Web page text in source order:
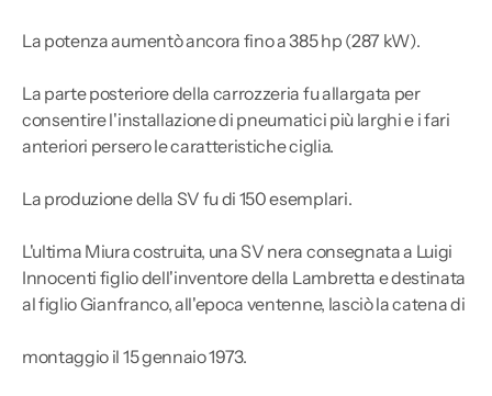
La potenza aumentò ancora fino a 385 hp (287 kW).
La parte posteriore della carrozzeria fu allargata per
consentire l'installazione di pneumatici più larghi e i fari
anteriori persero le caratteristiche ciglia.
La produzione della SV fu di 150 esemplari.
L'ultima Miura costruita, una SV nera consegnata a Luigi
Innocenti figlio dell'inventore della Lambretta e destinata
al figlio Gianfranco, all'epoca ventenne, lasciò la catena di
montaggio il 15 gennaio 1973.